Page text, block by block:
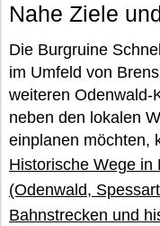
Nahe Ziele
Die Burgruine
im Umfeld von
weiteren Odenwald-
neben den lokalen
einplanen möchten,
Historische Wege in
(Odenwald,
Bahnstrecken und